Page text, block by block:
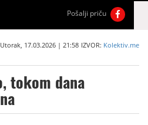
Pošalji priču
Utorak, 17.03.2026 | 21:58 IZVOR: Kolektiv.me
tokom dana